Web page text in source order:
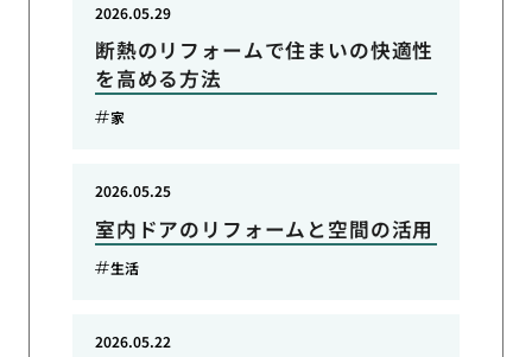
断熱のリフォームで住まいの快適性
を高める方法
2026.05.29
家
室内ドアのリフォームと空間の活用
2026.05.25
生活
2026.05.22